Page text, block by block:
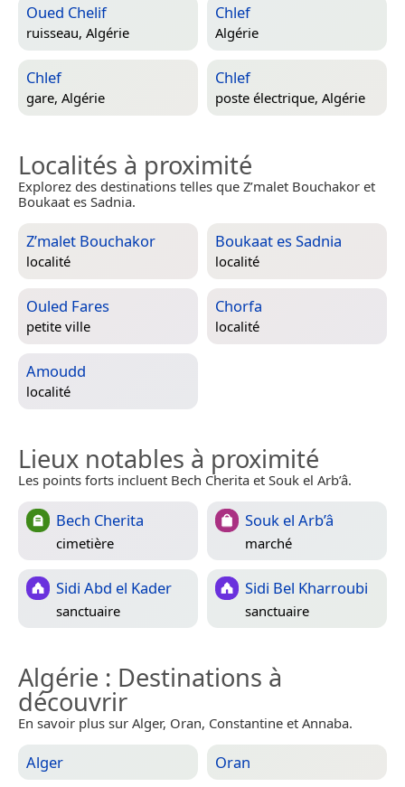
Oued Chelif
ruisseau, Algérie
Chlef
Algérie
Chlef
gare, Algérie
Chlef
poste électrique, Algérie
Localités à proximité
Explorez des destinations telles que Z’malet Bouchakor et
Boukaat es Sadnia.
Z’malet Bouchakor
localité
Boukaat es Sadnia
localité
Ouled Fares
petite ville
Chorfa
localité
Amoudd
localité
Lieux notables à proximité
Les points forts incluent Bech Cherita et Souk el Arb’â.
Bech Cherita
cimetière
Souk el Arb’â
marché
Sidi Abd el Kader
sanctuaire
Sidi Bel Kharroubi
sanctuaire
Algérie : Destinations à
découvrir
En savoir plus sur Alger, Oran, Constantine et Annaba.
Alger Oran